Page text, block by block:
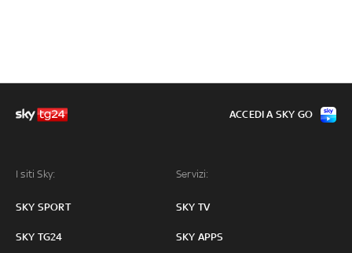
I siti Sky:
SKY SPORT
SKY TG24
Servizi:
SKY TV
SKY APPS
ACCEDI A SKY GO